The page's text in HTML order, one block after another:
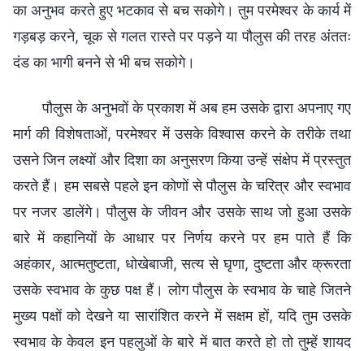
का अनुभव करते हुए भटकाव से बच सकोगे। तुम परमेश्वर के कार्य में
गड़बड़ करने, चूक से गलत रास्ते पर पड़ने या पौलुस की तरह अंततः
दंड का भागी बनने से भी बच सकोगे।
पौलुस के अनुभवों के प्रकाश में अब हम उसके द्वारा अपनाए गए
मार्ग की विशेषताओं, परमेश्वर में उसके विश्वास करने के तरीके तथा
उसने जिन लक्ष्यों और दिशा का अनुसरण किया उन्हें संक्षेप में प्रस्तुत
करते हैं। हम सबसे पहले इन कोणों से पौलुस के चरित्र और स्वभाव
पर नजर डालेंगे। पौलुस के जीवन और उसके साथ जो हुआ उसके
बारे में कहानियों के आधार पर निर्णय करने पर हम पाते हैं कि
अहंकार, आत्मतुष्टता, धोखेबाजी, सत्य से घृणा, दुष्टता और क्रूरता
उसके स्वभाव के कुछ पक्ष हैं। लोग पौलुस के स्वभाव के चाहे जितने
मुख्य पक्षों को देखने या सारांशित करने में सक्षम हों, यदि तुम उसके
स्वभाव के केवल इन पहलुओं के बारे में बात करते हो तो तुम्हें शायद